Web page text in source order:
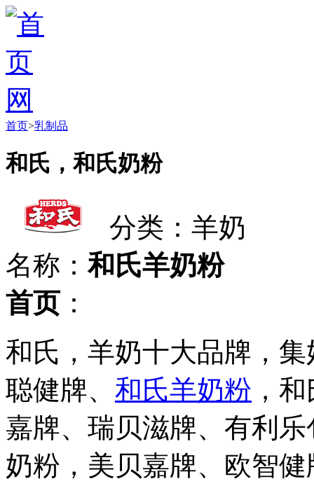
首页>乳制品
和氏，和氏奶粉
分类：羊奶
名称：和氏羊奶粉
首页 ：
和氏，羊奶十大品牌，
聪健牌、 和氏羊奶粉 ，
嘉牌、瑞贝滋牌、有利
奶粉，美贝嘉牌、欧智